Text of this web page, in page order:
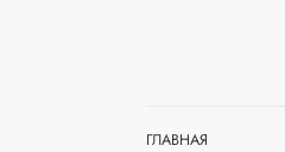
ГЛАВНАЯ